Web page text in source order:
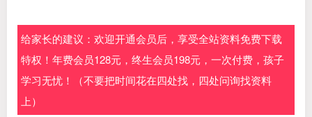
给家长的建议：欢迎开通会员后，享受全站资料免费下载
特权！年费会员128元，终生会员198元，一次付费，孩子
学习无忧！（不要把时间花在四处找，四处问询找资料
上）